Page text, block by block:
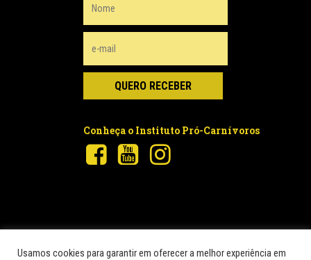
Conheça o Instituto Pró-Carnívoros
Usamos cookies para garantir em oferecer a melhor experiência em